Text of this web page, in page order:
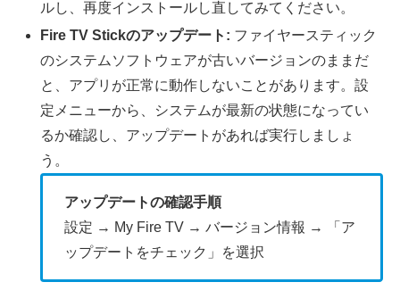
ルし、再度インストールし直してみてください。
Fire TV Stickのアップデート: ファイヤースティック
のシステムソフトウェアが古いバージョンのままだ
と、アプリが正常に動作しないことがあります。設
定メニューから、システムが最新の状態になってい
るか確認し、アップデートがあれば実行しましょ
う。
アップデートの確認手順
設定 → My Fire TV → バージョン情報 → 「ア
ップデートをチェック」を選択